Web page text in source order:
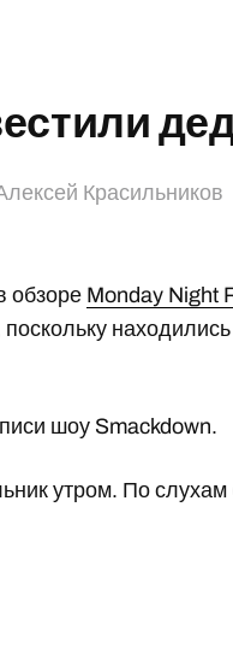
Красильников
обзоре Monday Night
шоу Smackdown.
утром. По слухам